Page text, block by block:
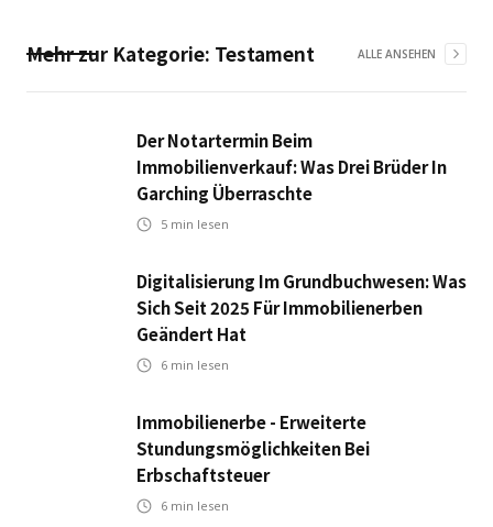
Mehr zur Kategorie: Testament ALLE ANSEHEN
Der Notartermin Beim
Immobilienverkauf: Was Drei Brüder In
Garching Überraschte
5 min lesen
Digitalisierung Im Grundbuchwesen: Was
Sich Seit 2025 Für Immobilienerben
Geändert Hat
6 min lesen
Immobilienerbe - Erweiterte
Stundungsmöglichkeiten Bei
Erbschaftsteuer
6 min lesen